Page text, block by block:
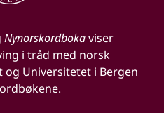
Nynorskordbokaviser
i tråd med norsk
Universitetet i Bergen